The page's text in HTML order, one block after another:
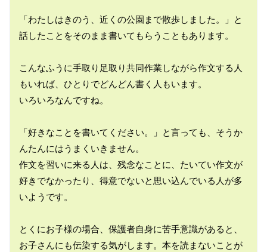
「わたしはきのう、近くの公園まで散歩しました。」と
話したことをそのまま書いてもらうこともあります。
こんなふうに手取り足取り共同作業しながら作文する人
もいれば、ひとりでどんどん書く人もいます。
いろいろなんですね。
「好きなことを書いてください。」と言っても、そうか
んたんにはうまくいきません。
作文を習いに来る人は、残念なことに、たいてい作文が
好きでなかったり、得意でないと思い込んでいる人が多
いようです。
とくにお子様の場合、保護者自身に苦手意識があると、
お子さんにも伝染する気がします。本を読まないことが